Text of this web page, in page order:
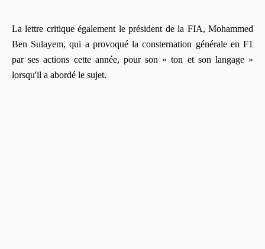
La lettre critique également le président de la FIA, Mohammed
Ben Sulayem, qui a provoqué la consternation générale en F1
par ses actions cette année, pour son « ton et son langage »
lorsqu'il a abordé le sujet.